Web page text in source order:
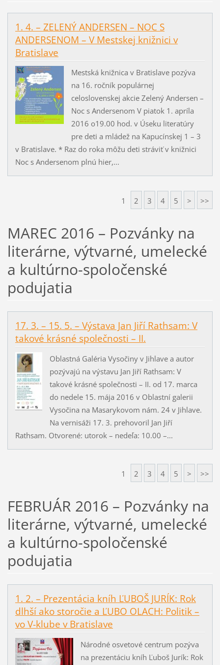
1. 4. – ZELENÝ ANDERSEN – NOC S
ANDERSENOM – V Mestskej knižnici v
Bratislave
Mestská knižnica v Bratislave pozýva
na 16. ročník populárnej
celoslovenskej akcie Zelený Andersen –
Noc s Andersenom V piatok 1. apríla
2016 o19.00 hod. v Úseku literatúry
pre deti a mládež na Kapucínskej 1 – 3
v Bratislave. * Raz do roka môžu deti stráviť v knižnici
Noc s Andersenom plnú hier,...
1 2 3 4 5 > >>
MAREC 2016 – Pozvánky na
literárne, výtvarné, umelecké
a kultúrno-spoločenské
podujatia
17. 3. – 15. 5. – Výstava Jan Jiří Rathsam: V
takové krásné společnosti – II.
Oblastná Galéria Vysočiny v Jihlave a autor
pozývajú na výstavu Jan Jiří Rathsam: V
takové krásné společnosti – II. od 17. marca
do nedele 15. mája 2016 v Oblastní galerii
Vysočina na Masarykovom nám. 24 v Jihlave.
Na vernisáži 17. 3. prehovoril Jan Jiří
Rathsam. Otvorené: utorok – nedeľa: 10.00 –...
1 2 3 4 5 > >>
FEBRUÁR 2016 – Pozvánky na
literárne, výtvarné, umelecké
a kultúrno-spoločenské
podujatia
1. 2. – Prezentácia kníh ĽUBOŠ JURÍK: Rok
dlhší ako storočie a ĽUBO OLACH: Politik –
vo V-klube v Bratislave
Národné osvetové centrum pozýva
na prezentáciu kníh Ľuboš Jurík: Rok